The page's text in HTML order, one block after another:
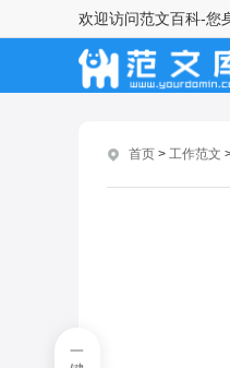
欢迎访问范文百科-您
首页 > 工作范文
2021年度事业单
模板
单位客服部月工
2021年单位半
一